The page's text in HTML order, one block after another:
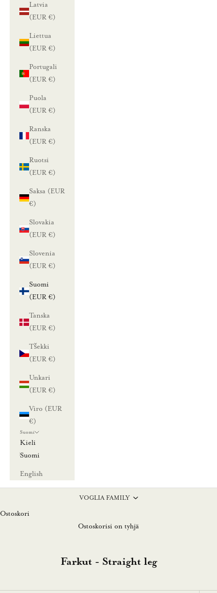
Latvia
(EUR €)
Liettua
(EUR €)
Portugali
(EUR €)
Puola
(EUR €)
Ranska
(EUR €)
Ruotsi
(EUR €)
Saksa (EUR
€)
Slovakia
(EUR €)
Slovenia
(EUR €)
Suomi
(EUR €)
Tanska
(EUR €)
Tšekki
(EUR €)
Unkari
(EUR €)
Viro (EUR
€)
Suomi
Kieli
Suomi
English
VOGLIA FAMILY
Ostoskori
Ostoskorisi on tyhjä
Farkut - Straight leg